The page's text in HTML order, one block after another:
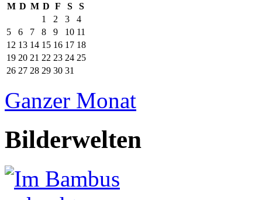
M D M D F S
S
1
2 3
4
5
6 7 8 9 10 11
12 13 14 15 16 17 18
19 20 21 22 23 24 25
26 27 28 29 30 31
Ganzer Monat
Bilderwelten